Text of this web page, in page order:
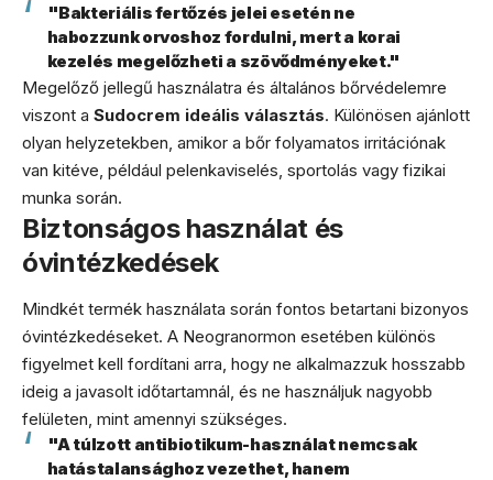
"Bakteriális fertőzés jelei esetén ne
habozzunk orvoshoz fordulni, mert a korai
kezelés megelőzheti a szövődményeket."
Megelőző jellegű használatra és általános bőrvédelemre
viszont a Sudocrem ideális választás. Különösen ajánlott
olyan helyzetekben, amikor a bőr folyamatos irritációnak
van kitéve, például pelenkaviselés, sportolás vagy fizikai
munka során.
Biztonságos használat és
óvintézkedések
Mindkét termék használata során fontos betartani bizonyos
óvintézkedéseket. A Neogranormon esetében különös
figyelmet kell fordítani arra, hogy ne alkalmazzuk hosszabb
ideig a javasolt időtartamnál, és ne használjuk nagyobb
felületen, mint amennyi szükséges.
"A túlzott antibiotikum-használat nemcsak
hatástalansághoz vezethet, hanem